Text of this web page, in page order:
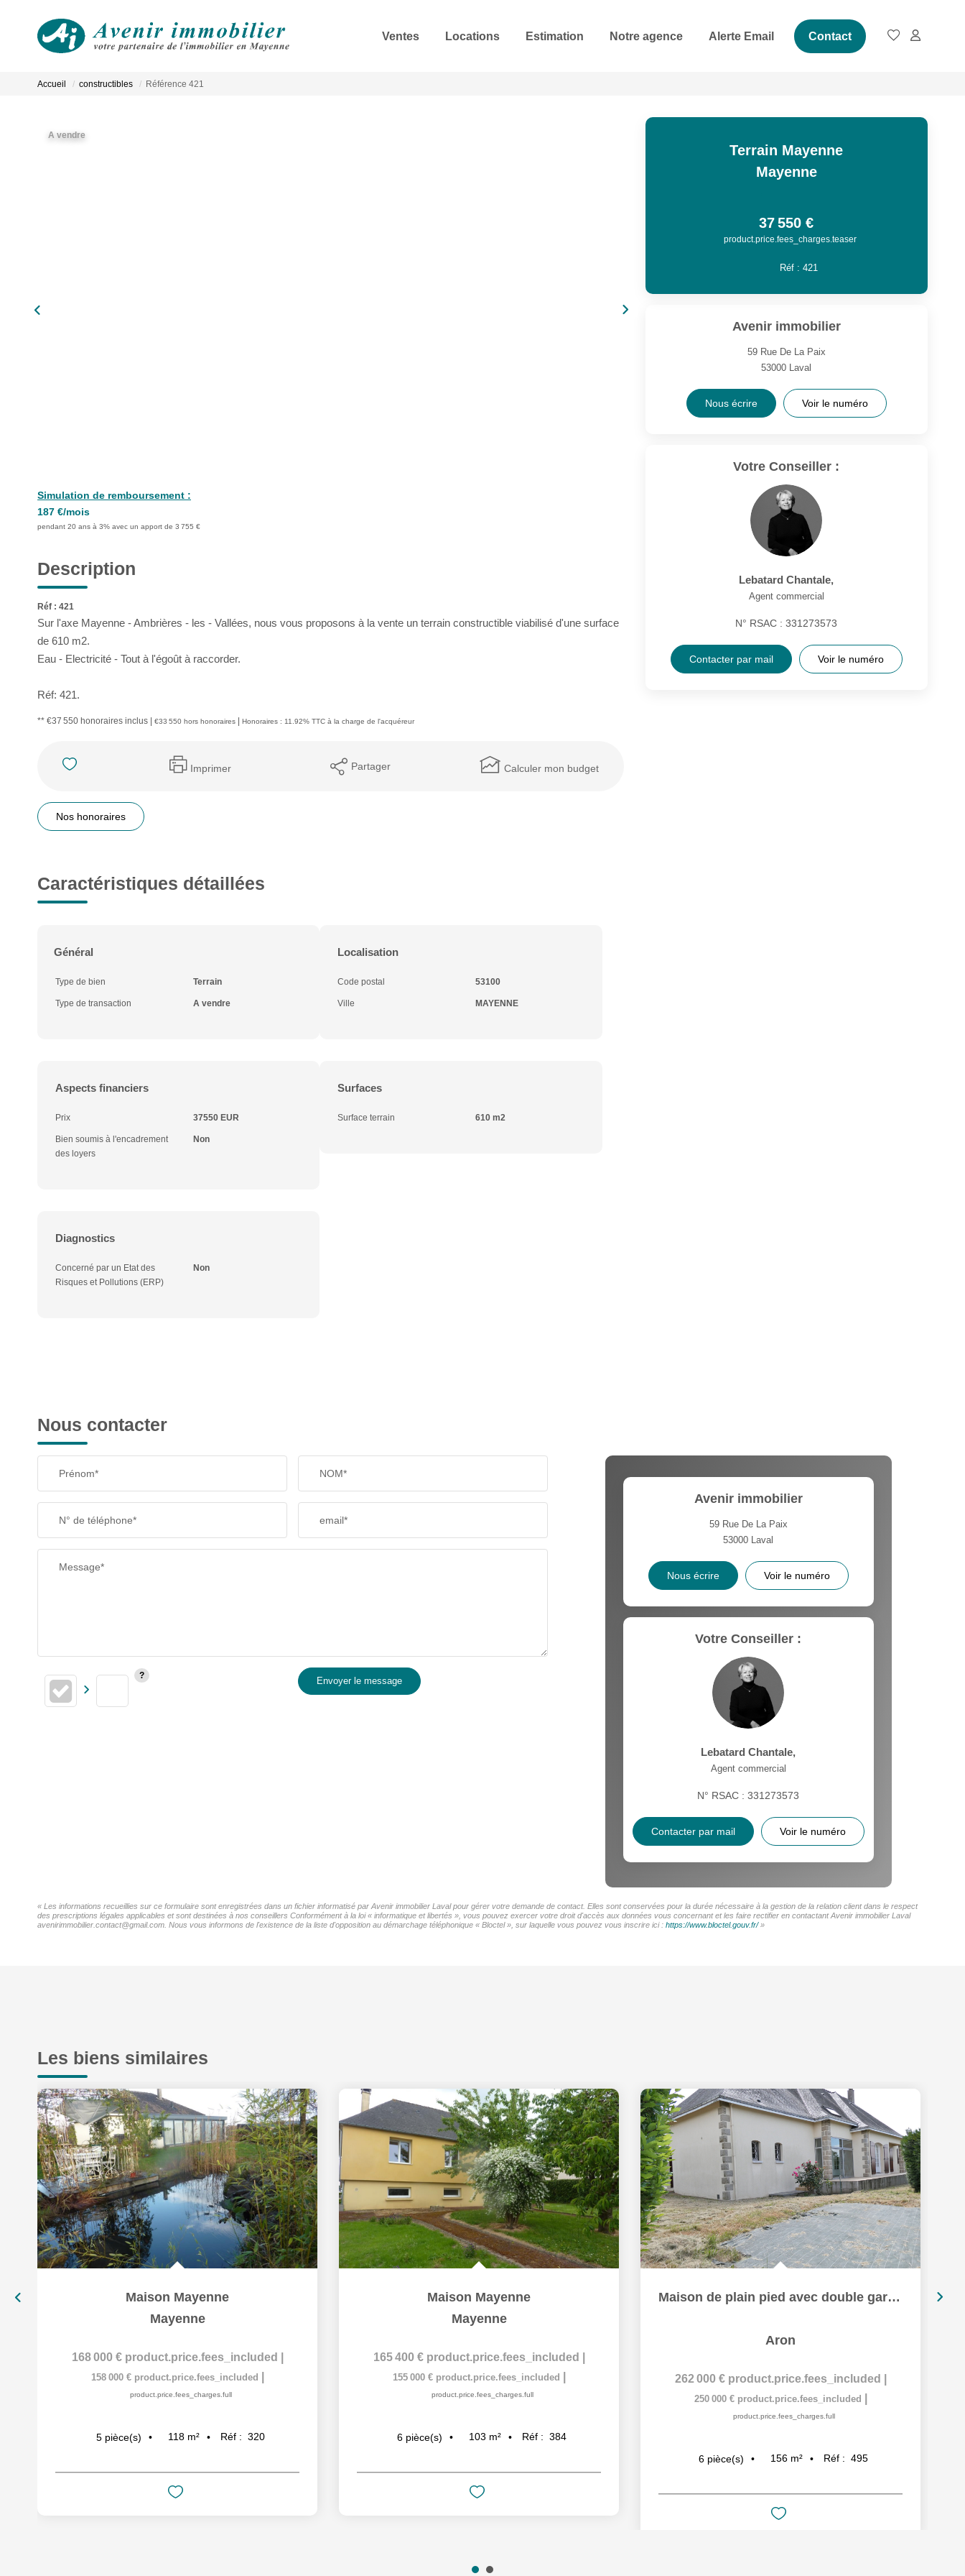
Ventes Locations Estimation Notre agence Alerte Email Contact
Accueil constructibles Référence 421
A vendre
Simulation de remboursement :
187 €/mois
pendant 20 ans à 3% avec un apport de 3 755 €
Description
Réf : 421
Sur l'axe Mayenne - Ambrières - les - Vallées, nous vous proposons à la vente un terrain constructible viabilisé d'une surface
de 610 m2.
Eau - Electricité - Tout à l'égoût à raccorder.
Réf: 421.
** €37 550 honoraires inclus €33 550 hors honoraires Honoraires : 11.92% TTC à la charge de l'acquéreur
Imprimer Partager Calculer mon budget
Nos honoraires
Caractéristiques détaillées
Général
Type de bien Terrain
Type de transaction A vendre
Localisation
Code postal 53100
Ville MAYENNE
Aspects financiers
Prix 37550 EUR
Bien soumis à l'encadrement
des loyers
Non
Surfaces
Surface terrain 610 m2
Diagnostics
Concerné par un Etat des
Risques et Pollutions (ERP)
Non
Terrain Mayenne
Mayenne
37 550 €
product.price.fees_charges.teaser
Réf :421
Avenir immobilier
59 Rue De La Paix
53000 Laval
Nous écrire Voir le numéro
Votre Conseiller :
Lebatard Chantale,
Agent commercial
N° RSAC : 331273573
Contacter par mail Voir le numéro
Nous contacter
Prénom* NOM*
N° de téléphone* email*
Message*
Envoyer le message
Avenir immobilier
59 Rue De La Paix
53000 Laval
Nous écrire Voir le numéro
Votre Conseiller :
Lebatard Chantale,
Agent commercial
N° RSAC : 331273573
Contacter par mail Voir le numéro
« Les informations recueillies sur ce formulaire sont enregistrées dans un fichier informatisé par Avenir immobilier Laval pour gérer votre demande de contact. Elles sont conservées pour la durée nécessaire à la gestion de la relation client dans le respect
des prescriptions légales applicables et sont destinées à nos conseillers Conformément à la loi « informatique et libertés », vous pouvez exercer votre droit d'accès aux données vous concernant et les faire rectifier en contactant Avenir immobilier Laval
avenirimmobilier.contact@gmail.com. Nous vous informons de l'existence de la liste d'opposition au démarchage téléphonique « Bloctel », sur laquelle vous pouvez vous inscrire ici : https://www.bloctel.gouv.fr/»
Les biens similaires
Maison Mayenne
Mayenne
168 000 € product.price.fees_included
158 000 € product.price.fees_included
product.price.fees_charges.full
5 pièce(s) 118 m² Réf : 320
Maison Mayenne
Mayenne
165 400 € product.price.fees_included
155 000 € product.price.fees_included
product.price.fees_charges.full
6 pièce(s) 103 m² Réf : 384
Maison de plain pied avec double garage et un terrain clos.
Aron
262 000 € product.price.fees_included
250 000 € product.price.fees_included
product.price.fees_charges.full
6 pièce(s) 156 m² Réf : 495